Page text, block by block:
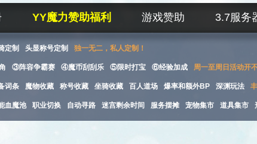
YY魔力赞助福利 游戏赞助 3.7服务
定制 头显称号定制 独一无二，私人定制！
③阵容争霸赛 ④魔币刮刮乐 ⑤限时打宝 ⑥经验加成 周一至周日活动开
词条 魔物收藏 称号收藏 坐骑收藏 百人道场 爆率和额外BP 深渊玩法
血魔池 职业切换 自动寻路 迷宫剩余时间 服务摆摊 宠物集市 道具集市